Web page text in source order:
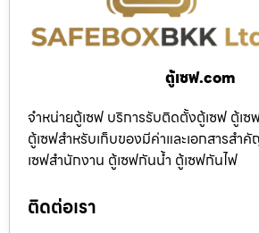
ตู้เซฟ.com
จำหน่ายตู้เซฟ บริการรับติดตั้งตู้เซฟ ตู้เ
ตู้เซฟสำหรับเก็บของมีค่าและเอกสารสำ
เซฟสำนักงาน ตู้เซฟกันน้ำ ตู้เซฟกันไฟ
ติดต่อเรา